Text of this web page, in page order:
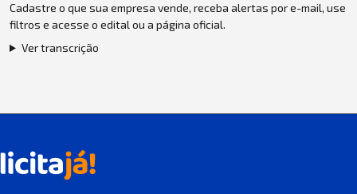
Cadastre o que sua empresa vende, receba alertas por e-mail, use
filtros e acesse o edital ou a página oficial.
Ver transcrição